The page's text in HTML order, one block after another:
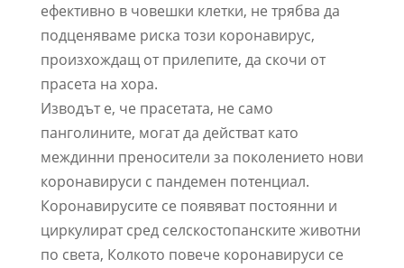
ефективно в човешки клетки, не трябва да
подценяваме риска този коронавирус,
произхождащ от прилепите, да скочи от
прасета на хора.
Изводът е, че прасетата, не само
панголините, могат да действат като
междинни преносители за поколението нови
коронавируси с пандемен потенциал.
Коронавирусите се появяват постоянни и
циркулират сред селскостопанските животни
по света, Колкото повече коронавируси се